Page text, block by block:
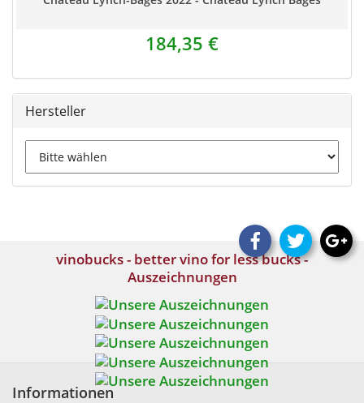
184,35 €
Hersteller
vinobucks - better vino for less bucks -
Auszeichnungen
Informationen